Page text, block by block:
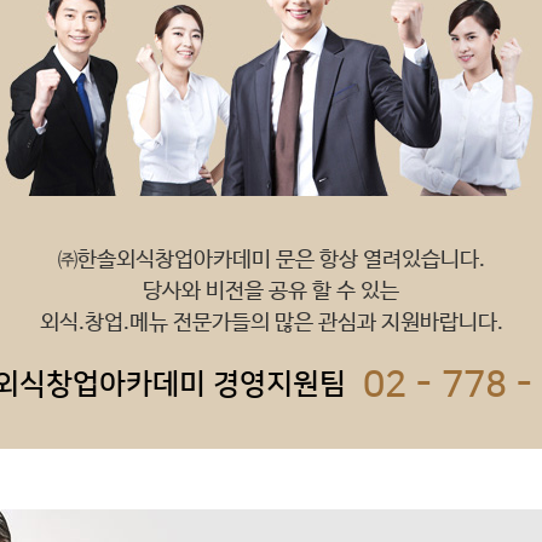
㈜한솔외식창업아카데미 문은 항상 열려있습니다.
당사와 비전을 공유 할 수 있는
외식.창업.메뉴 전문가들의 많은 관심과 지원바랍니다.
식창업아카데미 경영지원팀 02 - 778 -